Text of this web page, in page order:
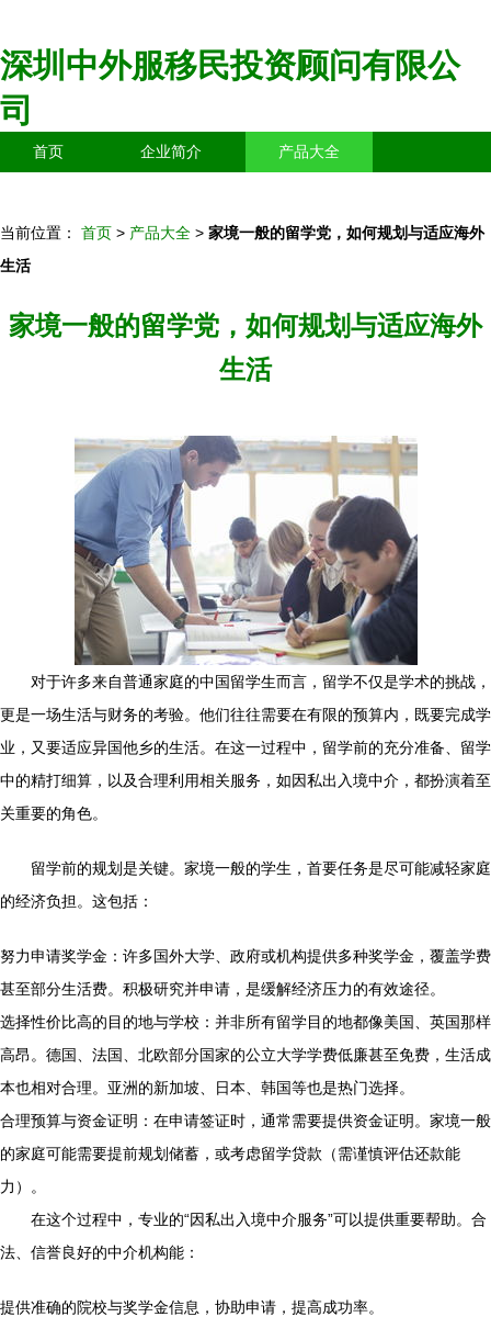
深圳中外服移民投资顾问有限公
司
首页 企业简介 产品大全
当前位置： 首页 > 产品大全 > 家境一般的留学党，如何规划与适应海外
生活
家境一般的留学党，如何规划与适应海外
生活
对于许多来自普通家庭的中国留学生而言，留学不仅是学术的挑战，
更是一场生活与财务的考验。他们往往需要在有限的预算内，既要完成学
业，又要适应异国他乡的生活。在这一过程中，留学前的充分准备、留学
中的精打细算，以及合理利用相关服务，如因私出入境中介，都扮演着至
关重要的角色。
留学前的规划是关键。家境一般的学生，首要任务是尽可能减轻家庭
的经济负担。这包括：
努力申请奖学金：许多国外大学、政府或机构提供多种奖学金，覆盖学费
甚至部分生活费。积极研究并申请，是缓解经济压力的有效途径。
选择性价比高的目的地与学校：并非所有留学目的地都像美国、英国那样
高昂。德国、法国、北欧部分国家的公立大学学费低廉甚至免费，生活成
本也相对合理。亚洲的新加坡、日本、韩国等也是热门选择。
合理预算与资金证明：在申请签证时，通常需要提供资金证明。家境一般
的家庭可能需要提前规划储蓄，或考虑留学贷款（需谨慎评估还款能
力）。
在这个过程中，专业的“因私出入境中介服务”可以提供重要帮助。合
法、信誉良好的中介机构能：
提供准确的院校与奖学金信息，协助申请，提高成功率。